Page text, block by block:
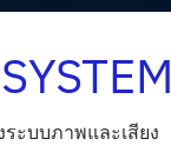
ะบบภาพและเสียง